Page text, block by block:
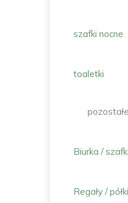
szafki nocne
toaletki
pozostałe
Biurka /
Regały / półki